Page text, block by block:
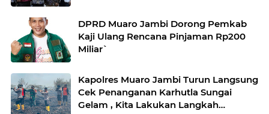
DPRD Muaro Jambi Dorong Pemkab
Kaji Ulang Rencana Pinjaman Rp200
Miliar`
Kapolres Muaro Jambi Turun Langsung
Cek Penanganan Karhutla Sungai
Gelam , Kita Lakukan Langkah